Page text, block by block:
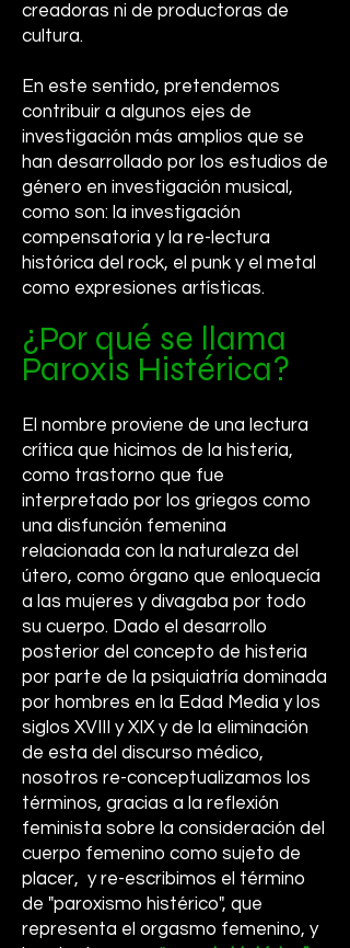
creadoras ni de productoras de
cultura.
En este sentido, pretendemos
contribuir a algunos ejes de
investigación más amplios que se
han desarrollado por los estudios de
género en investigación musical,
como son: la investigación
compensatoria y la re-lectura
histórica del rock, el punk y el metal
como expresiones artísticas.
¿Por qué se llama
Paroxis Histérica?
El nombre proviene de una lectura
crítica que hicimos de la histeria,
como trastorno que fue
interpretado por los griegos como
una disfunción femenina
relacionada con la naturaleza del
útero, como órgano que enloquecía
a las mujeres y divagaba por todo
su cuerpo. Dado el desarrollo
posterior del concepto de histeria
por parte de la psiquiatría dominada
por hombres en la Edad Media y los
siglos XVIII y XIX y de la eliminación
de esta del discurso médico,
nosotros re-conceptualizamos los
términos, gracias a la reflexión
feminista sobre la consideración del
cuerpo femenino como sujeto de
placer, y re-escribimos el término
de "paroxismo histérico", que
representa el orgasmo femenino, y